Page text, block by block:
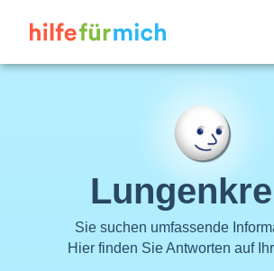
Inhalt
Sie suchen umfassende
Hier finden Sie Antworten auf